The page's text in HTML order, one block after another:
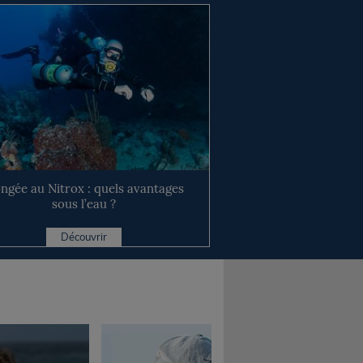
au Nitrox : quels avantages
sous l’eau ?
Découvrir